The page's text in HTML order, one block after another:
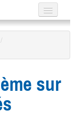
/
sur